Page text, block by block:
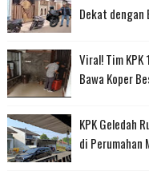
Dekat dengan
Viral! Tim
Bawa Koper
KPK Geledah
di Perumahan